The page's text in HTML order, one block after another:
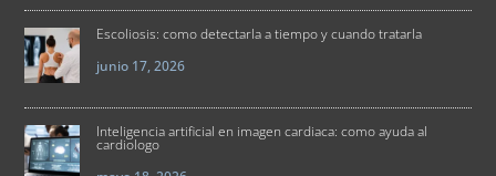
Escoliosis: como detectarla a tiempo y cuando tratarla
junio 17, 2026
Inteligencia artificial en imagen cardiaca: como ayuda al
cardiologo